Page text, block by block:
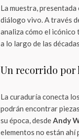
La muestra, presentada
diálogo vivo. A través
analiza cómo el
a lo largo de las
Un recorrido por
La curaduría conecta
podrán encontrar
su época, desdeAndy
elementos no están